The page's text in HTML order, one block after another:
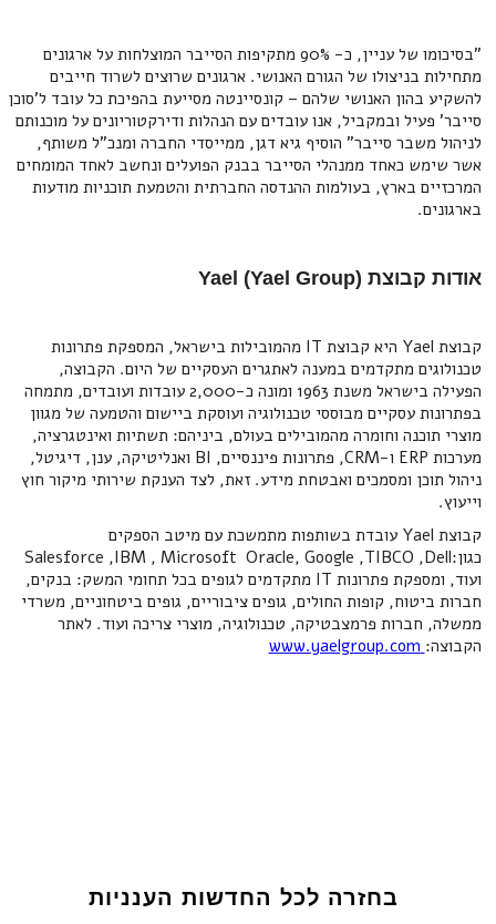
"בסיכומו של עניין, כ- 90% מתקיפות הסייבר המוצלחות על ארגונים
מתחילות בניצולו של הגורם האנושי. ארגונים שרוצים לשרוד חייבים
להשקיע בהון האנושי שלהם – קונסיינטה מסייעת בהפיכת כל עובד ל'סוכן
סייבר' פעיל ובמקביל, אנו עובדים עם הנהלות ודירקטוריונים על מוכנותם
לניהול משבר סייבר” הוסיף גיא דגן, ממייסדי החברה ומנכ"ל משותף,
אשר שימש כאחד ממנהלי הסייבר בבנק הפועלים ונחשב לאחד המומחים
המרכזיים בארץ, בעולמות ההנדסה החברתית והטמעת תוכניות מודעות
בארגונים.
אודות קבוצת (Yael (Yael Group
קבוצת Yael היא קבוצת IT מהמובילות בישראל, המספקת פתרונות
טכנולוגים מתקדמים במענה לאתגרים העסקיים של היום. הקבוצה,
הפעילה בישראל משנת 1963 ומונה כ-2,000 עובדות ועובדים, מתמחה
בפתרונות עסקיים מבוססי טכנולוגיה ועוסקת ביישום והטמעה של מגוון
מוצרי תוכנה וחומרה מהמובילים בעולם, ביניהם: תשתיות ואינטגרציה,
מערכות ERP ו-CRM, פתרונות פיננסיים, BI ואנליטיקה, ענן, דיגיטל,
ניהול תוכן ומסמכים ואבטחת מידע. זאת, לצד הענקת שירותי מיקור חוץ
וייעוץ.
קבוצת Yael עובדת בשותפות מתמשכת עם מיטב הספקים
כגון:Salesforce ,IBM , Microsoft Oracle, Google ,TIBCO ,Dell
ועוד, ומספקת פתרונות IT מתקדמים לגופים בכל תחומי המשק: בנקים,
חברות ביטוח, קופות החולים, גופים ציבוריים, גופים ביטחוניים, משרדי
ממשלה, חברות פרמצבטיקה, טכנולוגיה, מוצרי צריכה ועוד. לאתר
הקבוצה:
בחזרה לכל החדשות הענניות